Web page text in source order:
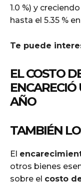
1.0 %) y
hasta el 5.35 %
Te puede
EL COSTO
ENCARECIÓ
AÑO
TAMBIÉN
El
otros bienes
sobre el costo